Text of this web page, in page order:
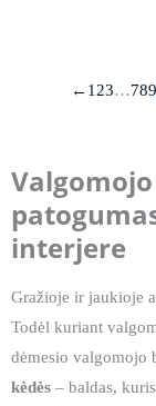
← 1 23…789
interjere
Gražioje ir jaukioje
Todėl kuriant
dėmesio valgomojo
kėdės – baldas,